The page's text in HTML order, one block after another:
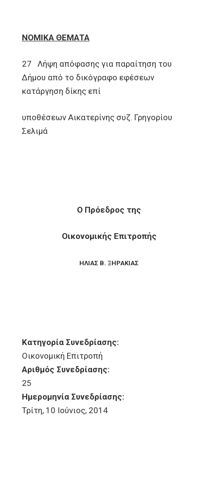
ΝΟΜΙΚΑ ΘΕΜΑΤΑ
27 Λήψη απόφασης για παραίτηση του
Δήμου από το δικόγραφο εφέσεων
κατάργηση δίκης επί
υποθέσεων Αικατερίνης συζ. Γρηγορίου
Σελιμά
Ο Πρόεδρος της
Οικονομικής Επιτροπής
ΗΛΙΑΣ Β. ΞΗΡΑΚΙΑΣ
Κατηγορία Συνεδρίασης:
Οικονομική Επιτροπή
Αριθμός Συνεδρίασης:
25
Ημερομηνία Συνεδρίασης:
Τρίτη, 10 Ιούνιος, 2014